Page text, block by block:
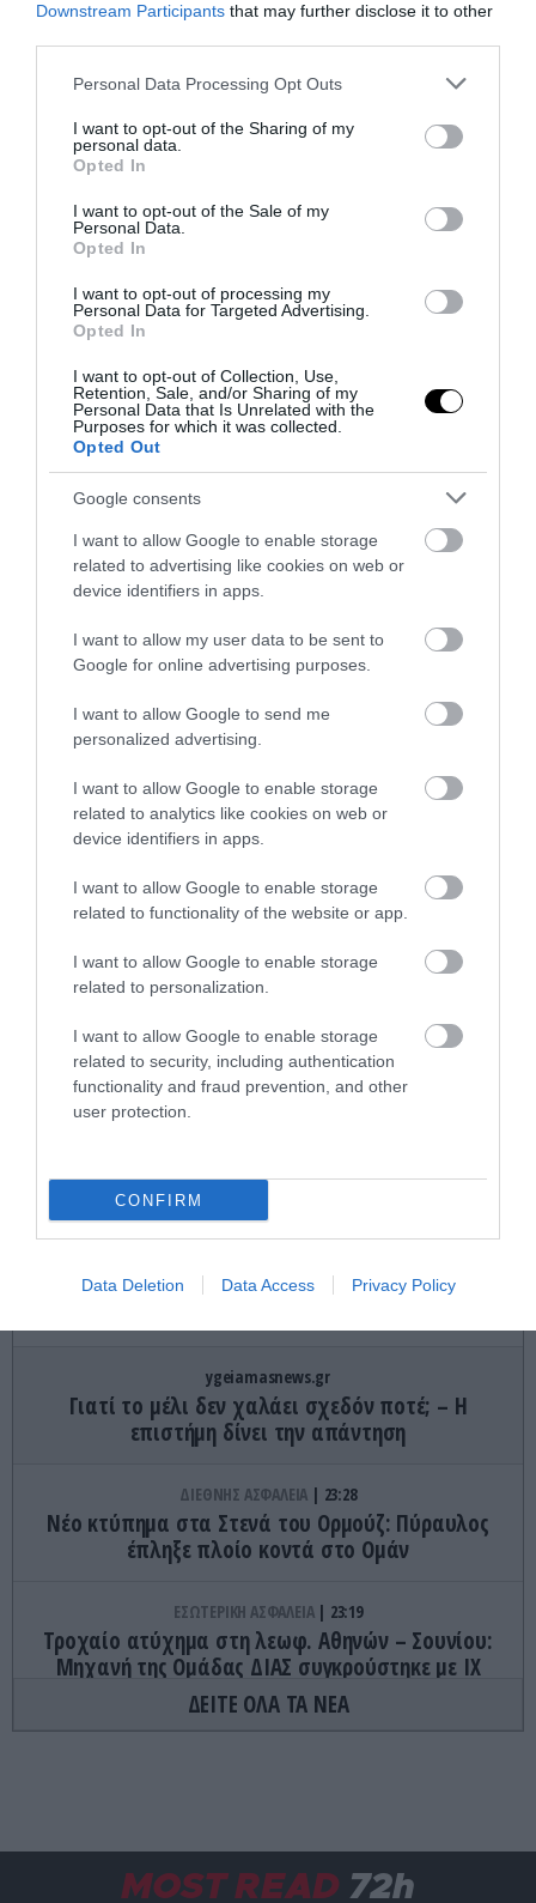
Downstream Participants that may further disclose it to other
Please note that this website/app uses one or more Google
not limited to your visit or usage behaviour. You may click to
grant or deny consent to Google and its third-party tags to
use your data for below specified purposes in below Google
consent section.
Personal Data Processing Opt Outs
I want to opt-out of the Sharing of my
personal data.
Opted In
I want to opt-out of the Sale of my
Personal Data.
Opted In
I want to opt-out of processing my
Personal Data for Targeted Advertising.
Opted In
I want to opt-out of Collection, Use,
Retention, Sale, and/or Sharing of my
Personal Data that Is Unrelated with the
Purposes for which it was collected.
Opted Out
Google consents
I want to allow Google to enable storage
related to advertising like cookies on web or
device identifiers in apps.
I want to allow my user data to be sent to
Google for online advertising purposes.
I want to allow Google to send me
personalized advertising.
I want to allow Google to enable storage
related to analytics like cookies on web or
device identifiers in apps.
I want to allow Google to enable storage
related to functionality of the website or app.
I want to allow Google to enable storage
related to personalization.
I want to allow Google to enable storage
related to security, including authentication
functionality and fraud prevention, and other
user protection.
CONFIRM
Data Deletion Data Access Privacy Policy
ΤΕΛΕΥΤΑΙΕΣ ΕΙΔΗΣΕΙΣ
Τυφώνας Dolphin: Μαζικές εκκενώσεις στην
ανατολική Κίνα – Πάνω από 1.300 πτήσεις
ακυρώθηκαν στη Σαγκάη
Πανικός σε φεστιβάλ με πυρσούς στην Κίνα:
Άνθρωποι «τυλίχθηκαν» στις φλόγες – 16
τραυματίες (βίντεο)
ΕΣΩΤΕΡΙΚΗ ΑΣΦΑΛΕΙΑ 07:51
πισίνα για να σώσει το 4χρονο αγόρι
ΕΣΩΤΕΡΙΚΗ ΑΣΦΑΛΕΙΑ
Ιστιοφόρο προσάραξε στη Νάξο – Σώοι και οι έξι
επιβαίνοντες
Ολική έκλειψη Ηλίου στις 12 Αυγούστου: Η ημέρα
θα γίνει νύχτα σε τμήματα της Ευρώπης
Τέσσερις νεκροί από συντριβή ελικοπτέρου σε
ygeiamasnews.gr
Γιατί το μέλι δεν χαλάει σχεδόν ποτέ; – Η
επιστήμη δίνει την απάντηση
ΔΙΕΘΝΗΣ ΑΣΦΑΛΕΙΑ 23:28
Νέο κτύπημα στα Στενά του Ορμούζ: Πύραυλος
έπληξε πλοίο κοντά στο Ομάν
ΕΣΩΤΕΡΙΚΗ ΑΣΦΑΛΕΙΑ 23:19
Τροχαίο ατύχημα στη λεωφ. Αθηνών – Σουνίου:
Μηχανή της Ομάδας ΔΙΑΣ συγκρούστηκε με ΙΧ
(βίντεο)
ΚΑΙΡΟΣ 23:10
ΔΕΙΤΕ ΟΛΑ ΤΑ ΝΕΑ
MOST READ 72h